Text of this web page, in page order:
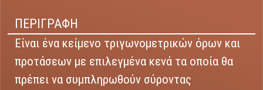
ΠΕΡΙΓΡΑΦΗ
Είναι ένα κείμενο τριγωνομετρικών όρων και
προτάσεων με επιλεγμένα κενά τα οποία θα
πρέπει να συμπληρωθούν σύροντας